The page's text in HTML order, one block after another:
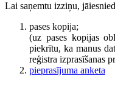
Lai saņemtu izziņu,
pases kopija;
(uz pases kopijas
piekrītu, ka manus
reģistra izprasīšanas
pieprasījuma anketa